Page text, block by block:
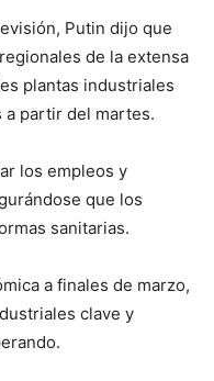
Putin dijo que
de la extensa
plantas industriales
a partir del martes.
los empleos y
que los
sanitarias.
a finales de marzo,
clave y